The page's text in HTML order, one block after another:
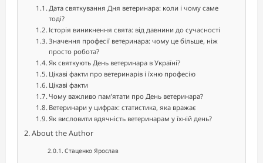
Дата святкування Дня ветеринара: коли і чому саме
тоді?
Історія виникнення свята: від давнини до сучасності
Значення професії ветеринара: чому це більше, ніж
просто робота?
Як святкують День ветеринара в Україні?
Цікаві факти про ветеринарів і їхню професію
Цікаві факти
Чому важливо пам’ятати про День ветеринара?
Ветеринари у цифрах: статистика, яка вражає
Як висловити вдячність ветеринарам у їхній день?
About the Author
Стаценко Ярослав